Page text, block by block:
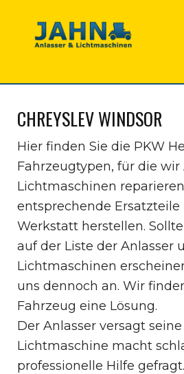
CHREYSLEV WINDSOR
Hier finden Sie die PKW
Fahrzeugtypen, für die wir
Lichtmaschinen
entsprechende Ersatzteile
Werkstatt herstellen.
auf der Liste der Anlasser
Lichtmaschinen
uns dennoch an. Wir
Fahrzeug eine Lösung.
Der Anlasser versagt
Lichtmaschine macht
professionelle Hilfe